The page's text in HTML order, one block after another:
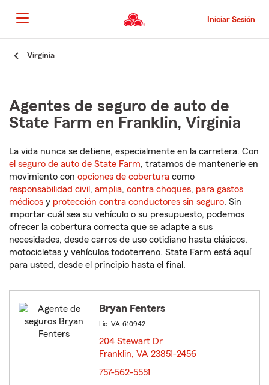
al
contenido
principal
Iniciar Sesión
Virginia
Agentes de seguro de auto de
State Farm en Franklin, Virginia
La vida nunca se detiene, especialmente en la carretera. Con
el seguro de auto de State Farm, tratamos de mantenerle en
movimiento con opciones de cobertura como
responsabilidad civil , amplia, contra choques, para gastos
médicos y protección contra conductores sin seguro. Sin
importar cuál sea su vehículo o su presupuesto, podemos
ofrecer la cobertura correcta que se adapte a sus
necesidades, desde carros de uso cotidiano hasta clásicos,
motocicletas y vehículos todoterreno. State Farm está aquí
para usted, desde el principio hasta el final.
Bryan Fenters
Lic: VA-610942
204 Stewart Dr
Franklin, VA 23851-2456
757-562-5551